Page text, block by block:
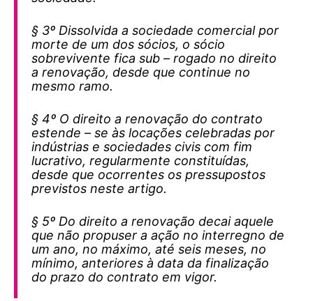
§ 3º Dissolvida a sociedade comercial por
morte de um dos sócios, o sócio
sobrevivente fica sub – rogado no direito
a renovação, desde que continue no
mesmo ramo.
§ 4º O direito a renovação do contrato
estende – se às locações celebradas por
indústrias e sociedades civis com fim
lucrativo, regularmente constituídas,
desde que ocorrentes os pressupostos
previstos neste artigo.
§ 5º Do direito a renovação decai aquele
que não propuser a ação no interregno de
um ano, no máximo, até seis meses, no
mínimo, anteriores à data da finalização
do prazo do contrato em vigor.